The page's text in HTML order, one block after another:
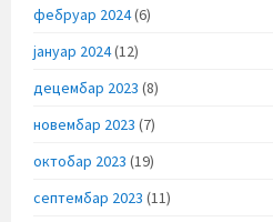
фебруар 2024(6)
јануар 2024(12)
децембар 2023 (8)
новембар 2023 (7)
октобар 2023 (19)
септембар 2023 (11)